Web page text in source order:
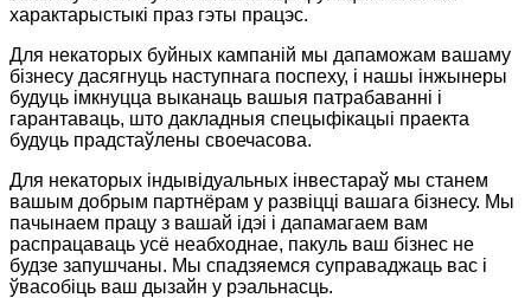
характарыстыкі праз гэты працэс.
Для некаторых буйных кампаній мы дапаможам вашаму
бізнесу дасягнуць наступнага поспеху, і нашы інжынеры
будуць імкнуцца выканаць вашыя патрабаванні і
гарантаваць, што дакладныя спецыфікацыі праекта
будуць прадстаўлены своечасова.
Для некаторых індывідуальных інвестараў мы станем
вашым добрым партнёрам у развіцці вашага бізнесу. Мы
пачынаем працу з вашай ідэі і дапамагаем вам
распрацаваць усё неабходнае, пакуль ваш бізнес не
будзе запушчаны. Мы спадзяемся суправаджаць вас і
ўвасобіць ваш дызайн у рэальнасць.